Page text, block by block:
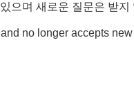
으며 새로운 질문은 받
no longer accepts